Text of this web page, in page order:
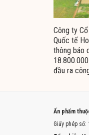
Công ty
Quốc tế
thông báo
đầu ra
Ấn phẩm
Giấy phép số: